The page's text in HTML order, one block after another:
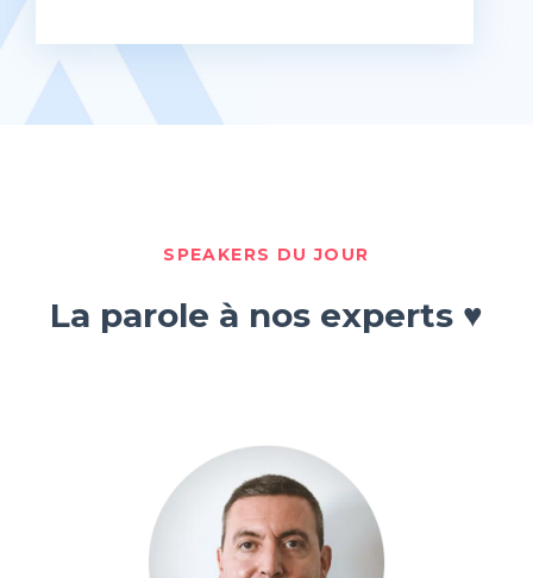
SPEAKERS DU JOUR
La parole à nos experts ♥